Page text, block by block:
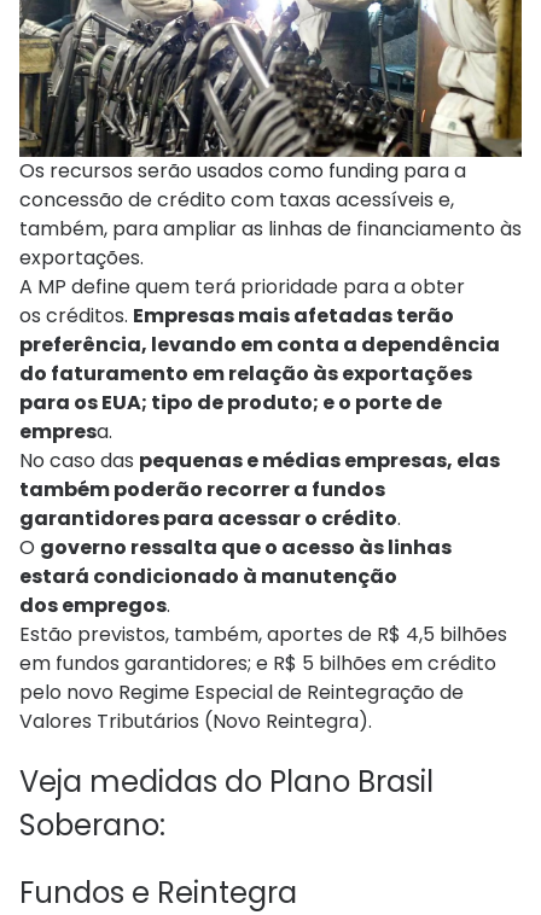
Os recursos serão usados como funding para a
concessão de crédito com taxas acessíveis e,
também, para ampliar as linhas de financiamento às
exportações.
A MP define quem terá prioridade para a obter
os créditos. Empresas mais afetadas terão
preferência, levando em conta a dependência
do faturamento em relação às exportações
para os EUA; tipo de produto; e o porte de
empresa.
No caso das pequenas e médias empresas, elas
também poderão recorrer a fundos
garantidores para acessar o crédito.
O governo ressalta que o acesso às linhas
estará condicionado à manutenção
dos empregos.
Estão previstos, também, aportes de R$ 4,5 bilhões
em fundos garantidores; e R$ 5 bilhões em crédito
pelo novo Regime Especial de Reintegração de
Valores Tributários (Novo Reintegra).
Veja medidas do Plano Brasil
Soberano:
Fundos e Reintegra